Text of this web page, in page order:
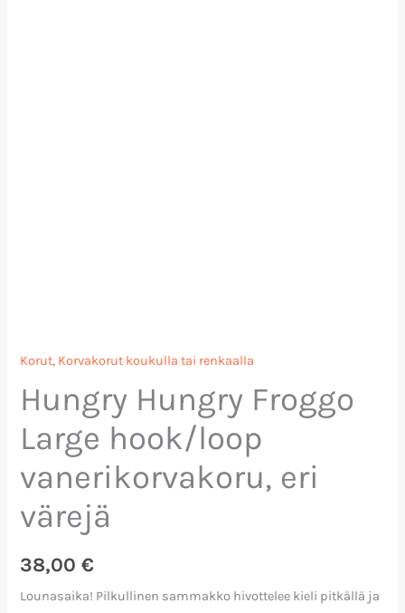
Korut, Korvakorut koukulla tai renkaalla
Hungry Hungry Froggo
Large hook/loop
vanerikorvakoru, eri
värejä
38,00€
Lounasaika! Pilkullinen sammakko hivottelee kieli pitkällä ja